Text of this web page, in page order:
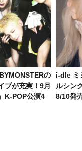
の
ブが充実！9月
K-POP公演4
i-dle ミ
ルシン
8/10発